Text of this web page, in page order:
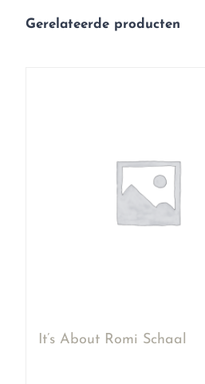
Gerelateerde producten
It’s About Romi Schaal